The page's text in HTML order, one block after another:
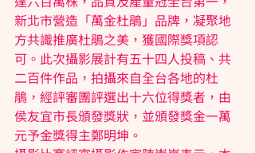
新北市營造「萬金杜鵑」品牌，凝聚地
方共識推廣杜鵑之美，獲國際獎項認
可。此次攝影展計有五十四人投稿、共
二百件作品，拍攝來自全台各地的杜
鵑，經評審團評選出十六位得獎者，由
侯友宜市長頒發獎狀，並頒發獎金一萬
元予金獎得主鄭明坤。